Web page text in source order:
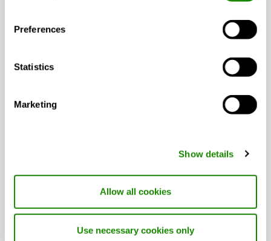
Preferences
Statistics
Marketing
Show details
Allow all cookies
Use necessary cookies only
Sabis, Stockholm, Suède
Clap de fin sur le chantier, le rideau se